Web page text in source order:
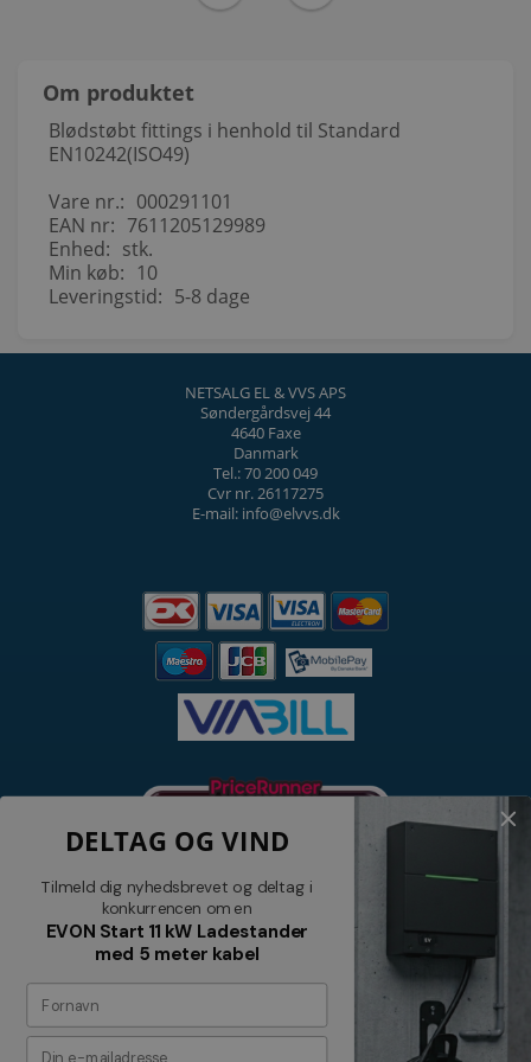
Om produktet
Blødstøbt fittings i henhold til Standard
EN10242(ISO49)
Vare nr.: 000291101
EAN nr: 7611205129989
Enhed: stk.
Min køb: 10
Leveringstid: 5-8 dage
NETSALG EL & VVS APS
Søndergårdsvej 44
4640 Faxe
Danmark
Tel.: 70 200 049
Cvr nr. 26117275
E-mail: info@elvvs.dk
Nyhedsbrev
Tilmeld dig vores nyhedsbrev og
DELTAG OG VIND
Tilmeld dig nyhedsbrevet og deltag i
konkurrencen om en
EVON Start 11 kW Ladestander
med 5 meter kabel